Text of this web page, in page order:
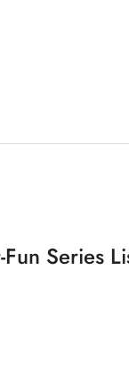
Series